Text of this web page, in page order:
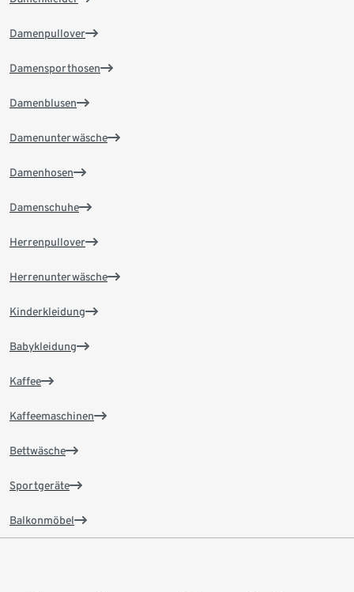
Damenpullover
Damensporthosen
Damenblusen
Damenunterwäsche
Damenhosen
Damenschuhe
Herrenpullover
Herrenunterwäsche
Kinderkleidung
Babykleidung
Kaffee
Kaffeemaschinen
Bettwäsche
Sportgeräte
Balkonmöbel